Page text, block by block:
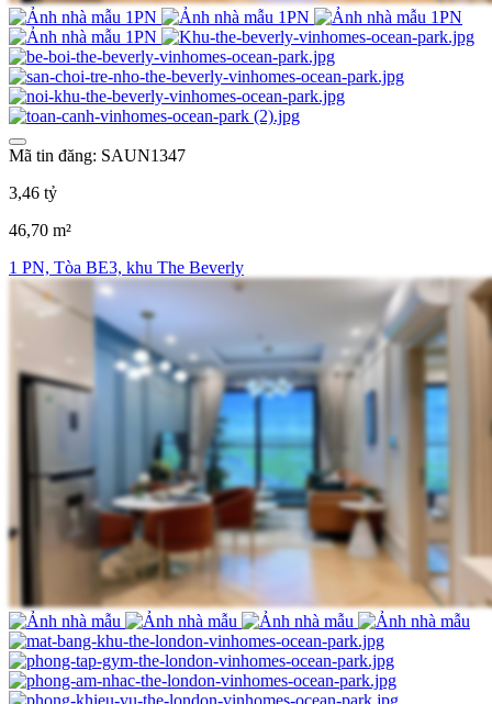
Mã tin đăng: SAUN1347
3,46 tỷ
46,70 m²
1 PN, Tòa BE3, khu The Beverly